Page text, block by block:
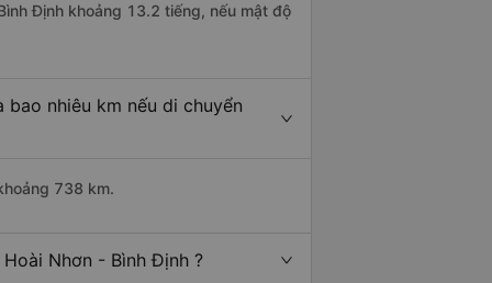
Định khoảng 13.2 tiếng, nếu mật độ
nhiêu km nếu di chuyển
738 km.
Nhơn - Bình Định ?